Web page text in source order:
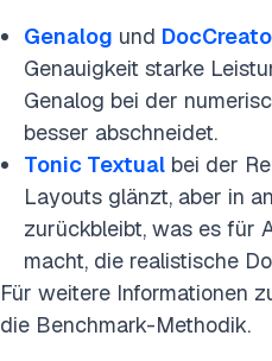
Genalog und
Genauigkeit starke
Genalog bei der
besser abschneidet.
Tonic Textual bei der
Layouts glänzt, aber in
zurückbleibt, was es für
macht, die realistische
Für weitere Informationen
die Benchmark-Methodik.